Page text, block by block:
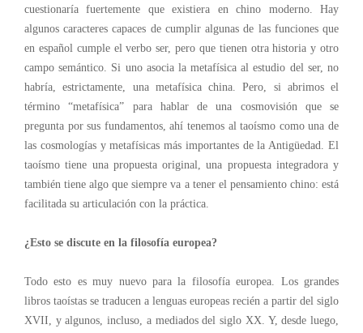
cuestionaría fuertemente que existiera en chino moderno. Hay
algunos caracteres capaces de cumplir algunas de las funciones que
en español cumple el verbo ser, pero que tienen otra historia y otro
campo semántico. Si uno asocia la metafísica al estudio del ser,no
habría, estrictamente, una metafísica china. Pero, si abrimos el
término “metafísica” para hablar deuna cosmovisión que se
pregunta por sus fundamentos, ahí tenemos al taoísmo como una de
las cosmologías y metafísicas más importantes de la Antigüedad. El
taoísmo tiene una propuesta original, una propuesta integradora y
también tiene algo que siempre va a tener el pensamiento chino: está
facilitada su articulación con la práctica.
¿Esto se discute en la filosofía europea?
Todo esto es muy nuevo para la filosofía europea. Los grandes
libros taoístas se traducen a lenguas europeas recién a partir del siglo
XVII, y algunos, incluso, a mediados del siglo XX. Y, desde luego,